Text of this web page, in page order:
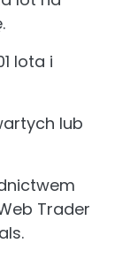
lota i
lub
Trader